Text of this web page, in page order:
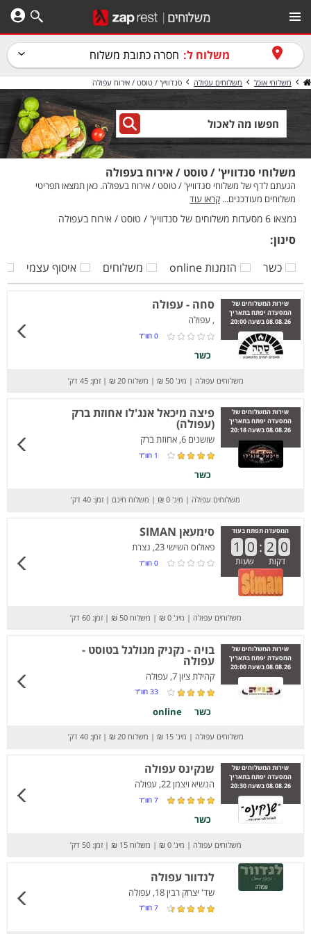
משלוח ל: חסרה כתובת משלוח
משלוחי אוכל משלוחים עפולה סנדוויץ' / טוסט / אירוח עפולה
משלוחי סנדוויץ' / טוסט / אירוח בעפולה
הגעתם לדף של משלוחי סנדוויץ' / טוסט / אירוח בעפולה. כאן תמצאו תפריטי
משלוחים מעודכנים... קראו עוד
נמצאו 6 מסעדות משלוחים של סנדוויץ' / טוסט / אירוח בעפולה
סינון:
כשר
הזמנות online משלוחים איסוף עצמי
שירות המשלוחים של
המסעדה יפתח בתאריך
08.08.26 בשעה 20:00
סחה - עפולה
, עפולה
0 חוו”ד
כשר
משלוחים עפולה | מינ' 50 ₪ | משלוח 20 ₪ | זמן: 45 דק’
שירות המשלוחים של
המסעדה יפתח בתאריך
08.08.26 בשעה 20:18
פיצה מיכאל אנג'לו אחוזת ברק
(עפולה)
שושנים 6, אחוזת ברק
1 חוו”ד
כשר
משלוחים עפולה | מינ' 0 ₪ | משלוח חינם | זמן: 40 דק’
המסעדה תפתח בעוד
1 0 : 2 0
דקות שעות
סימעאן SIMAN
פאולוס השישי 23, נצרת
0 חוו”ד
משלוחים עפולה | מינ' 0 ₪ | משלוח 50 ₪ | זמן: 60 דק’
שירות המשלוחים של
המסעדה יפתח בתאריך
08.08.26 בשעה 20:00
בויה - נקניק מגולגל בטוסט -
עפולה
קהילת ציון 7, עפולה
33 חוו”ד
כשר online
משלוחים עפולה | מינ' 15 ₪ | משלוח 20 ₪ | זמן: 40 דק’
שירות המשלוחים של
המסעדה יפתח בתאריך
08.08.26 בשעה 20:30
שנקינס עפולה
הנשיא ויצמן 22, עפולה
7 חוו”ד
כשר
משלוחים עפולה | מינ' 0 ₪ | משלוח 15 ₪ | זמן: 50 דק’
לנדוור עפולה
שד' יצחק רבין 18, עפולה
7 חוו”ד